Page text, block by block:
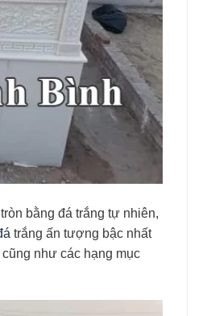
bằng đá trắng tự nhiên,
trắng ấn tượng bậc nhất
như các hạng mục